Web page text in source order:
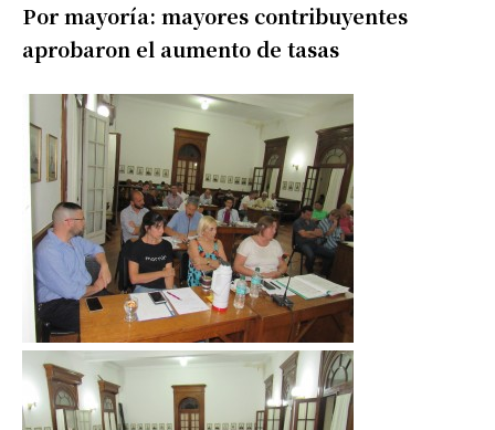
Por mayoría: mayores contribuyentes
aprobaron el aumento de tasas